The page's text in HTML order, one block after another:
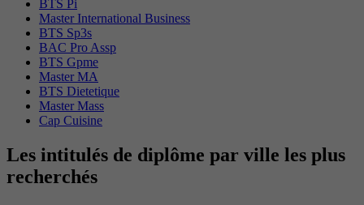
BTS Pi
Master International Business
BTS Sp3s
BAC Pro Assp
BTS Gpme
Master MA
BTS Dietetique
Master Mass
Cap Cuisine
Les intitulés de diplôme par ville les plus
recherchés